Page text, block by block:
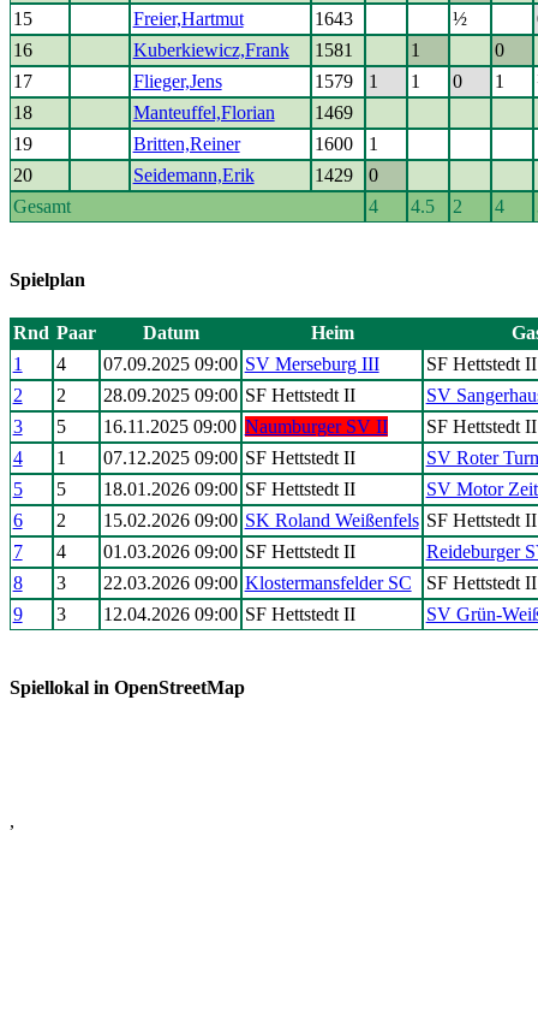
15
Freier,Hartmut 1643 ½
16
Kuberkiewicz,Frank 1581 1
0
17
Flieger,Jens 1579 1 1 0 1
18
Manteuffel,Florian
1469
19
Britten,Reiner 1600
1
20
Seidemann,Erik 1429
0
Gesamt
4 4.5 2 4
Spielplan
Rnd Paar Datum Heim
1
4 07.09.2025 09:00 SV Merseburg III
SF Hettstedt II
2
2 28.09.2025 09:00 SF Hettstedt II
SV
3
5 16.11.2025 09:00 Naumburger SV II
SF Hettstedt II
4
1 07.12.2025 09:00 SF Hettstedt II
SV Roter
5
5 18.01.2026 09:00 SF Hettstedt II
SV Motor
6
2 15.02.2026 09:00 SK Roland Weißenfels SF Hettstedt II
7
4 01.03.2026 09:00 SF Hettstedt II
Reideburger
8
3 22.03.2026 09:00 Klostermansfelder SC
SF Hettstedt II
9
3 12.04.2026 09:00 SF Hettstedt II SV Grün-
Spiellokal in OpenStreetMap
,